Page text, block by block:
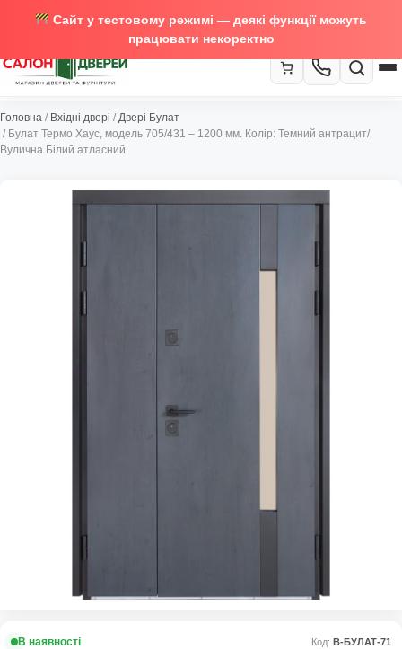
Сайт у тестовому режимі — деякі функції можуть
працювати некоректно
067-370-89-35
067-489-58-29
Головна / Вхідні двері / Двері Булат
/ Булат Термо Хаус, модель 705/431 – 1200 мм. Колір: Темний антрацит/
Вулична Білий атласний
В наявності Код: В-БУЛАТ-71